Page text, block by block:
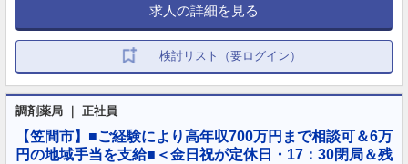
求人の詳細を見る
検討リスト（要ログイン）
調剤薬局 ｜ 正社員
【笠間市】■ご経験により高年収700万円まで相談可＆6万
円の地域手当を支給■＜金日祝が定休日・17：30閉局＆残